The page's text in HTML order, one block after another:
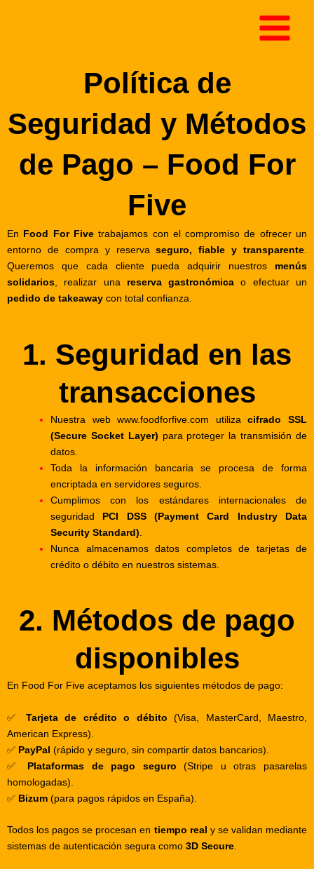
Política de
Seguridad y Métodos
de Pago – Food For
Five
En Food For Fivetrabajamos con el compromiso de ofrecer un
entorno de compra y reservaseguro, fiable y transparente
Queremos que cada cliente pueda adquirir nuestros menús
solidarios , realizar una reserva gastronómica o efectuar un
pedido de takeaway con total confianza.
1. Seguridad en las
transacciones
Nuestra webwww.foodforfive.com utilizacifrado SSL
(Secure Socket Layer) para proteger la transmisión de
datos.
Toda la información bancaria se procesa de forma
encriptada en servidores seguros.
Cumplimos con los estándares internacionales de
seguridad PCI DSS (Payment Card Industry Data
Security Standard).
Nunca almacenamos datos completos de tarjetas de
crédito o débito en nuestros sistemas.
2. Métodos de pago
disponibles
En Food For Five aceptamos los siguientes métodos de pago:
✅ Tarjeta de crédito o débito (Visa, MasterCard, Maestro,
American Express).
✅ PayPal (rápido y seguro, sin compartir datos bancarios).
✅ Plataformas de pago seguro (Stripe u otras pasarelas
homologadas).
✅ Bizum (para pagos rápidos en España).
Todos los pagos se procesan en tiempo real y se validan mediante
sistemas de autenticación segura como 3D Secure